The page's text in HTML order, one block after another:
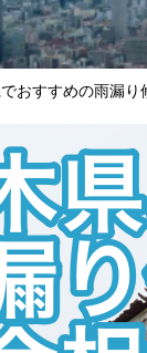
おすすめの雨漏り